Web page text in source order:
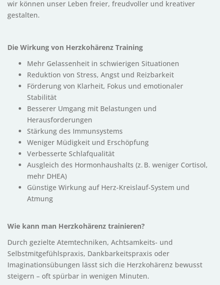
wir können unser Leben freier, freudvoller und kreativer
gestalten.
Die Wirkung von Herzkohärenz Training
Mehr Gelassenheit in schwierigen Situationen
Reduktion von Stress, Angst und Reizbarkeit
Förderung von Klarheit, Fokus und emotionaler
Stabilität
Besserer Umgang mit Belastungen und
Herausforderungen
Stärkung des Immunsystems
Weniger Müdigkeit und Erschöpfung
Verbesserte Schlafqualität
Ausgleich des Hormonhaushalts (z. B. weniger Cortisol,
mehr DHEA)
Günstige Wirkung auf Herz-Kreislauf-System und
Atmung
Wie kann man Herzkohärenz trainieren?
Durch gezielte Atemtechniken, Achtsamkeits- und
Selbstmitgefühlspraxis, Dankbarkeitspraxis oder
Imaginationsübungen lässt sich die Herzkohärenz bewusst
steigern – oft spürbar in wenigen Minuten.